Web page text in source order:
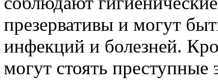
презервативы и могут
инфекций и болезней.
могут стоять